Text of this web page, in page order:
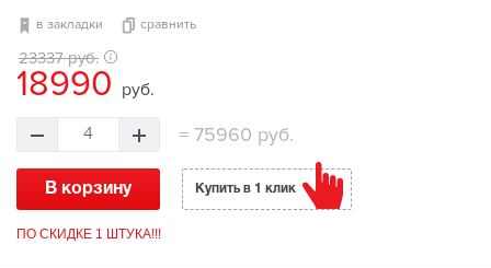
в закладки сравнить
23337 руб.
18990 руб.
4 = 75960 руб.
В корзину Купить в 1 клик
ПО СКИДКЕ 1 ШТУКА!!!